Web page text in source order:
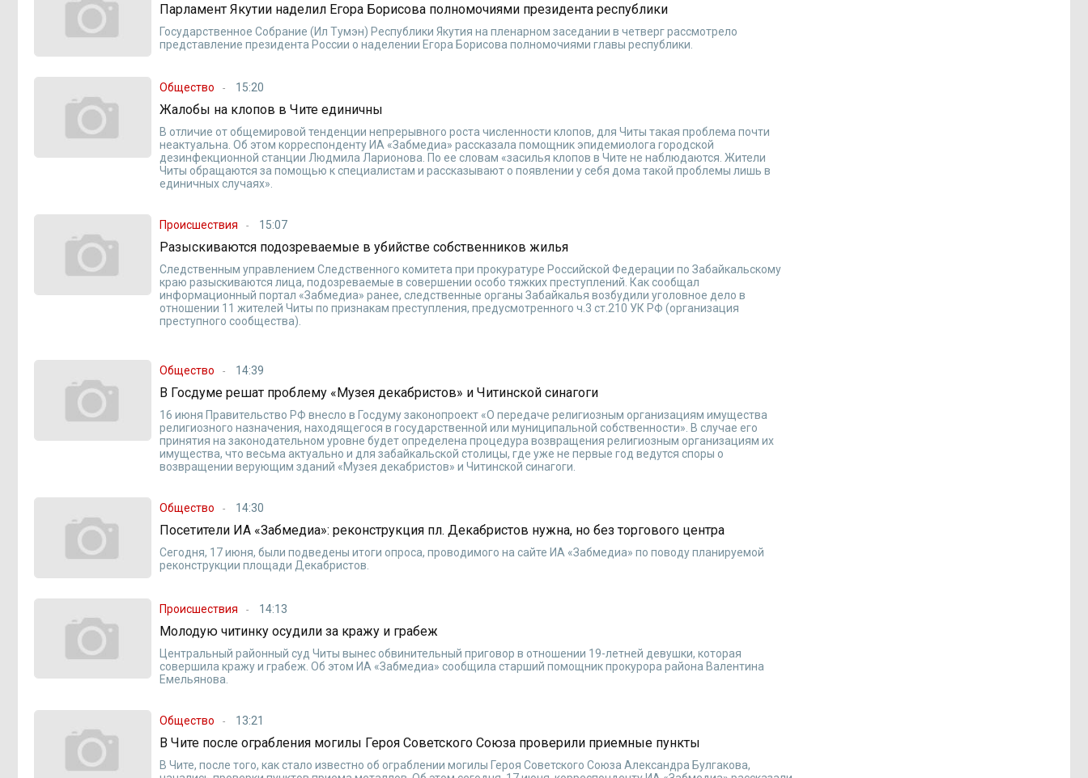
Парламент Якутии наделил Егора Борисова полномочиями президента республики
Государственное Собрание (Ил Тумэн) Республики Якутия на пленарном заседании в четверг рассмотрело
представление президента России о наделении Егора Борисова полномочиями главы республики.
Общество 15:20
Жалобы на клопов в Чите единичны
В отличие от общемировой тенденции непрерывного роста численности клопов, для Читы такая проблема почти
неактуальна. Об этом корреспонденту ИА «Забмедиа» рассказала помощник эпидемиолога городской
дезинфекционной станции Людмила Ларионова. По ее словам «засилья клопов в Чите не наблюдаются. Жители
Читы обращаются за помощью к специалистам и рассказывают о появлении у себя дома такой проблемы лишь в
единичных случаях».
Происшествия 15:07
Разыскиваются подозреваемые в убийстве собственников жилья
Следственным управлением Следственного комитета при прокуратуре Российской Федерации по Забайкальскому
краю разыскиваются лица, подозреваемые в совершении особо тяжких преступлений. Как сообщал
информационный портал «Забмедиа» ранее, следственные органы Забайкалья возбудили уголовное дело в
отношении 11 жителей Читы по признакам преступления, предусмотренного ч.3 ст.210 УК РФ (организация
преступного сообщества).
Общество 14:39
В Госдуме решат проблему «Музея декабристов» и Читинской синагоги
16 июня Правительство РФ внесло в Госдуму законопроект «О передаче религиозным организациям имущества
религиозного назначения, находящегося в государственной или муниципальной собственности». В случае его
принятия на законодательном уровне будет определена процедура возвращения религиозным организациям их
имущества, что весьма актуально и для забайкальской столицы, где уже не первые год ведутся споры о
возвращении верующим зданий «Музея декабристов» и Читинской синагоги.
Общество 14:30
Посетители ИА «Забмедиа»: реконструкция пл. Декабристов нужна, но без торгового центра
Сегодня, 17 июня, были подведены итоги опроса, проводимого на сайте ИА «Забмедиа» по поводу планируемой
реконструкции площади Декабристов.
Происшествия 14:13
Молодую читинку осудили за кражу и грабеж
Центральный районный суд Читы вынес обвинительный приговор в отношении 19-летней девушки, которая
совершила кражу и грабеж. Об этом ИА «Забмедиа» сообщила старший помощник прокурора района Валентина
Емельянова.
Общество 13:21
В Чите после ограбления могилы Героя Советского Союза проверили приемные пункты
В Чите, после того, как стало известно об ограблении могилы Героя Советского Союза Александра Булгакова,